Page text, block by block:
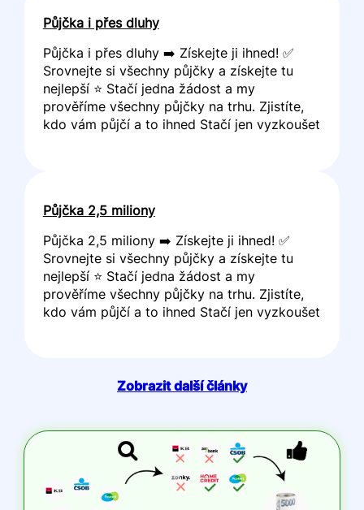
Půjčka i přes dluhy
Půjčka i přes dluhy ➡️ Získejte ji ihned! ✅
Srovnejte si všechny půjčky a získejte tu
nejlepší ⭐ Stačí jedna žádost a my
prověříme všechny půjčky na trhu. Zjistíte,
kdo vám půjčí a to ihned Stačí jen vyzkoušet
Půjčka 2,5 miliony
Půjčka 2,5 miliony ➡️ Získejte ji ihned! ✅
Srovnejte si všechny půjčky a získejte tu
nejlepší ⭐ Stačí jedna žádost a my
prověříme všechny půjčky na trhu. Zjistíte,
kdo vám půjčí a to ihned Stačí jen vyzkoušet
Zobrazit další články